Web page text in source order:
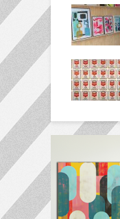
kunst past
bij jou?